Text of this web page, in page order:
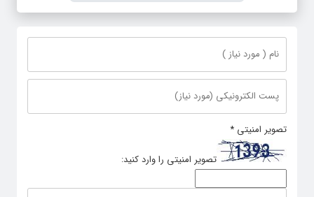
تصویر امنیتی *
تصویر امنیتی را وارد کنید: